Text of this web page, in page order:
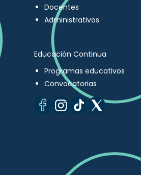
Docentes
Administrativos
Educación Continua
Programas educativos
Convocatorias